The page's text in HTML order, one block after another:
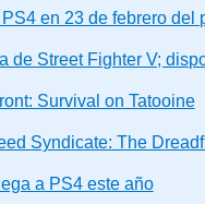
en 23 de febrero del
de Street Fighter V;
Survival on Tatooine
Syndicate: The
a PS4 este año